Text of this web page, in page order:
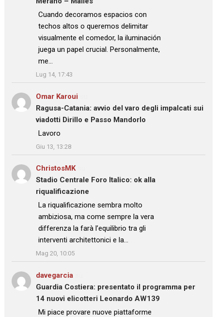
: “
Cuando decoramos espacios con
techos altos o queremos delimitar
visualmente el comedor, la iluminación
juega un papel crucial. Personalmente,
me…
”
Lug 14, 17:43
Omar Karoui
Ragusa-Catania: avvio del varo degli impalcati sui
viadotti Dirillo e Passo Mandorlo
: “Lavoro
”
Giu 13, 13:28
ChristosMKsu
Stadio Centrale Foro Italico: ok alla
riqualificazione
: “La riqualificazione sembra molto
ambiziosa, ma come sempre la vera
differenza la farà l’equilibrio tra gli
interventi architettonici e la…
”
Mag 20, 10:05
davegarcia
Guardia Costiera: presentato il programma per
14 nuovi elicotteri Leonardo AW139
: “
Mi piace provare nuove piattaforme